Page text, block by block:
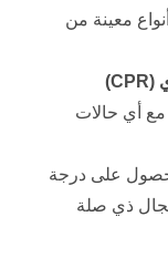
معينة من
(
CPR
)
أي حالات
على درجة
مجال ذي صلة